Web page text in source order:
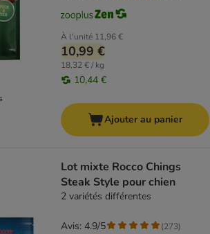
À l'unité 11,96 €
10,99 €
18,32 € / kg
10,44 €
Ajouter au panier
Lot mixte Rocco Chings
Steak Style pour chien
2 variétés différentes
Avis: 4.9/5 (273)